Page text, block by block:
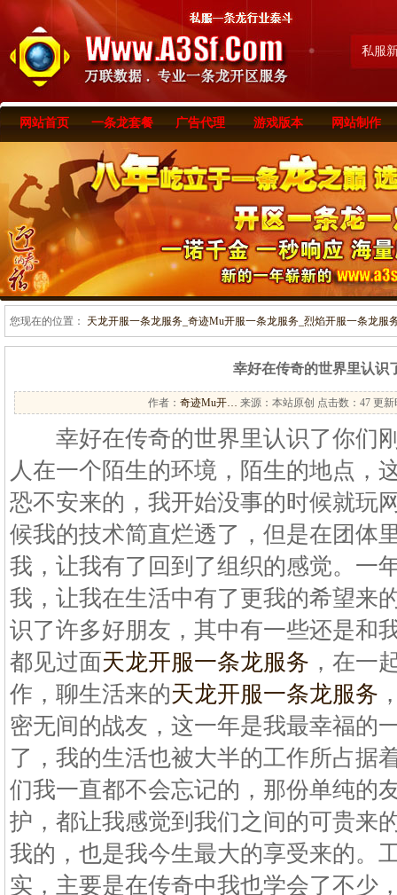
私服
网站首页 一条龙套餐 广告代理 游戏版本 网站制作
您现在的位置： 天龙开服一条龙服务_奇迹Mu开服一条龙服务_烈焰开服一条龙服
幸好在传奇的世界里认识
作者： 奇迹Mu开… 来源：本站原创 点击数： 47 更新
幸好在传奇的世界里认识了你们
人在一个陌生的环境，陌生的地点，
恐不安来的，我开始没事的时候就玩
候我的技术简直烂透了，但是在团体
我，让我有了回到了组织的感觉。一
我，让我在生活中有了更我的希望来
识了许多好朋友，其中有一些还是和
都见过面天龙开服一条龙服务 ，在一
作，聊生活来的天龙开服一条龙服务
密无间的战友，这一年是我最幸福的
了，我的生活也被大半的工作所占据
们我一直都不会忘记的，那份单纯的
护，都让我感觉到我们之间的可贵来
我的，也是我今生最大的享受来的。
实，主要是在传奇中我也学会了不少